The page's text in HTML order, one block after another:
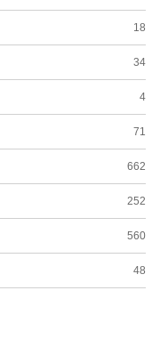
18
34
4
71
662
252
560
48